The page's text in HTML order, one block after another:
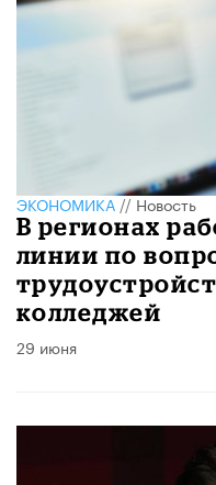
ЭКОНОМИКА//Новость
В регионах
линии по
колледжей
29 июня